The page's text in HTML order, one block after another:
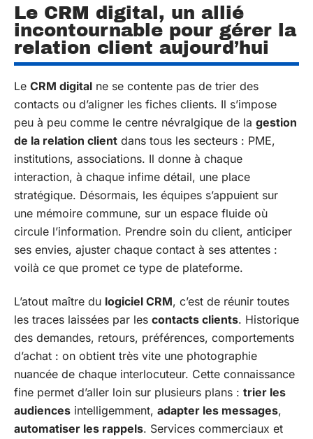
Le CRM digital, un allié
incontournable pour gérer la
relation client aujourd’hui
Le CRM digital ne se contente pas de trier des
contacts ou d’aligner les fiches clients. Il s’impose
peu à peu comme le centre névralgique de la gestion
de la relation client dans tous les secteurs : PME,
institutions, associations. Il donne à chaque
interaction, à chaque infime détail, une place
stratégique. Désormais, les équipes s’appuient sur
une mémoire commune, sur un espace fluide où
circule l’information. Prendre soin du client, anticiper
ses envies, ajuster chaque contact à ses attentes :
voilà ce que promet ce type de plateforme.
L’atout maître du logiciel CRM, c’est de réunir toutes
les traces laissées par les contacts clients. Historique
des demandes, retours, préférences, comportements
d’achat : on obtient très vite une photographie
nuancée de chaque interlocuteur. Cette connaissance
fine permet d’aller loin sur plusieurs plans : trier les
audiences intelligemment, adapter les messages,
automatiser les rappels. Services commerciaux et